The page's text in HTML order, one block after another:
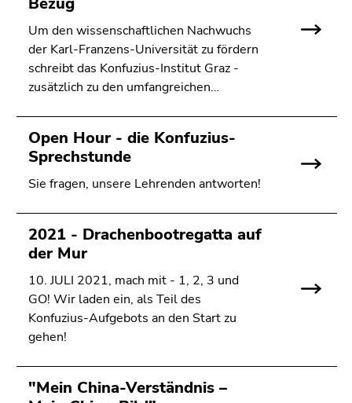
Um den wissenschaftlichen Nachwuchs
der Karl-Franzens-Universität zu fördern
schreibt das Konfuzius-Institut Graz -
zusätzlich zu den umfangreichen…
Open Hour - die Konfuzius-
Sprechstunde
Sie fragen, unsere Lehrenden antworten!
2021 - Drachenbootregatta auf
der Mur
10. JULI 2021, mach mit - 1, 2, 3 und
GO! Wir laden ein, als Teil des
Konfuzius-Aufgebots an den Start zu
gehen!
"Mein China-Verständnis –